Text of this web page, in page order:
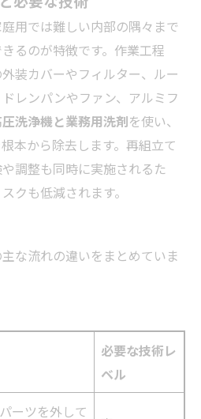
用では難しい内部の隅々まで
るのが特徴です。作業工程
装カバーやフィルター、ルー
レンパンやファン、アルミフ
洗浄機と業務用洗剤を使い、
本から除去します。再組立て
調整も同時に実施されるた
クも低減されます。
な流れの違いをまとめていま
必要な技術レ
ベル
ーツを外して